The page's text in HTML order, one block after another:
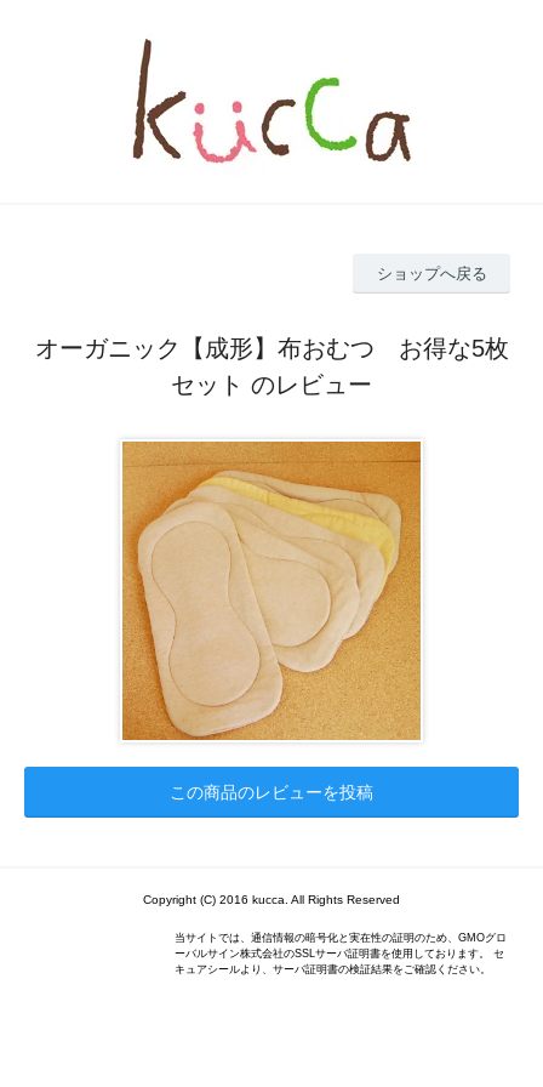
ショップへ戻る
オーガニック【成形】布おむつ お得な5枚
セット のレビュー
この商品のレビューを投稿
Copyright (C) 2016 kucca. All Rights Reserved
当サイトでは、通信情報の暗号化と実在性の証明のため、GMOグロ
ーバルサイン株式会社のSSLサーバ証明書を使用しております。 セ
キュアシールより、サーバ証明書の検証結果をご確認ください。